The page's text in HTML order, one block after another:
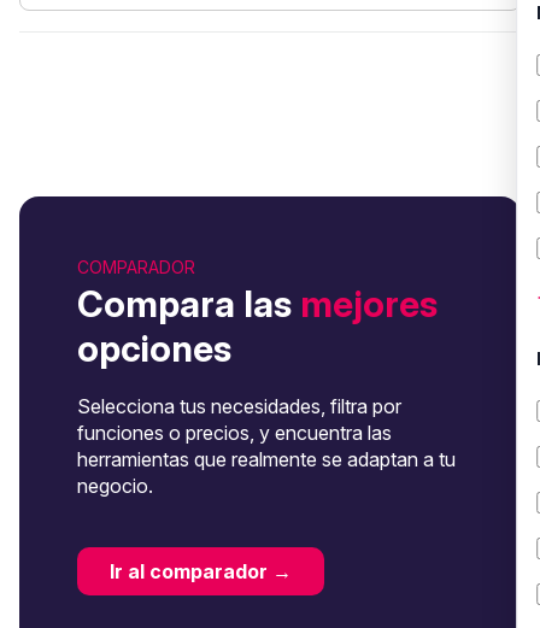
COMPARADOR
Compara las mejores
opciones
Selecciona tus necesidades, filtra por
funciones o precios, y encuentra las
herramientas que realmente se adaptan a tu
negocio.
Ir al comparador →